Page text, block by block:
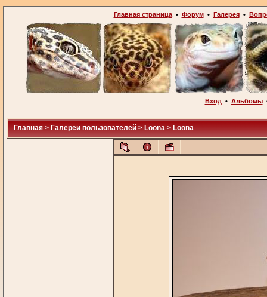
Главная страница• Форум• Галерея•
Вход • Альбомы
Главная > Галереи пользователей > Loona > Loona